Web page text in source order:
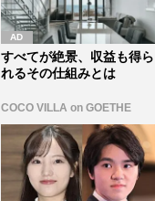
すべてが絶景、収益も得ら
れるその仕組みとは
COCO VILLA on GOETHE